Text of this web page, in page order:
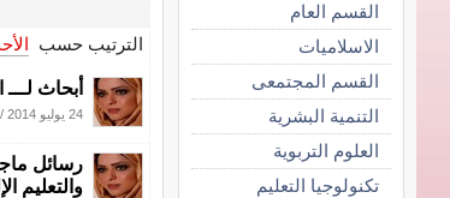
الترتيب حسب
أبحاث
24 يوليو 2014 /
رسائل
والتعليم
القسم العام
الاسلاميات
القسم المجتمعى
التنمية البشرية
العلوم التربوية
تكنولوجيا التعليم